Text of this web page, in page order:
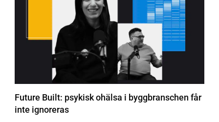
Future Built: psykisk ohälsa i byggbranschen får
inte ignoreras